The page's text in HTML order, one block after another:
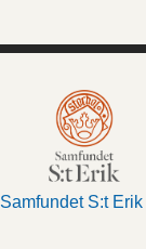
Samfundet S:t Erik